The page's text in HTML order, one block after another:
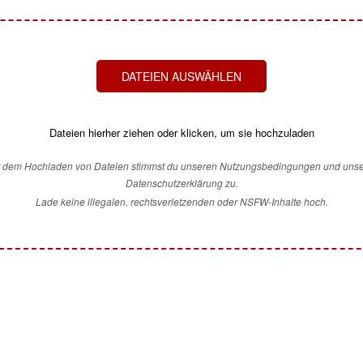
DATEIEN AUSWÄHLEN
Dateien hierher ziehen oder klicken, um sie hochzuladen
dem Hochladen von Dateien stimmst du unseren Nutzungsbedingungen und
Datenschutzerklärung zu.
Lade keine illegalen, rechtsverletzenden oder NSFW-Inhalte hoch.